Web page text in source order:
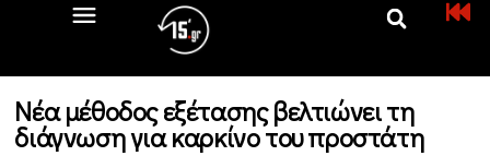
Νέα μέθοδος εξέτασης βελτιώνει τη
διάγνωση για καρκίνο του προστάτη